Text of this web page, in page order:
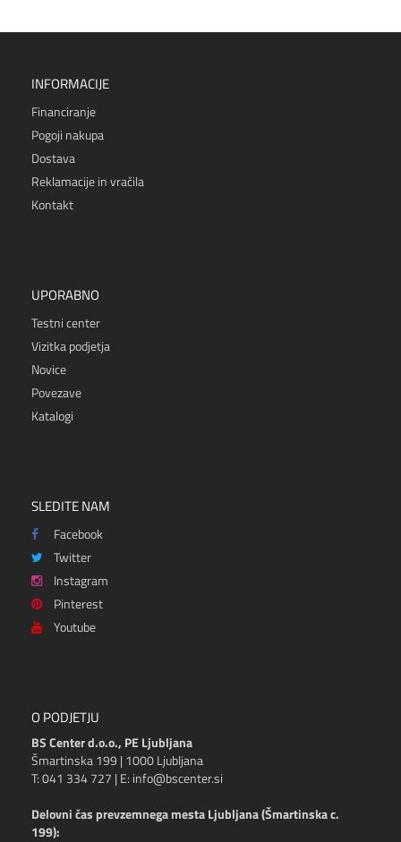
INFORMACIJE
Financiranje
Pogoji nakupa
Dostava
Reklamacije in vračila
Kontakt
UPORABNO
Testni center
Vizitka podjetja
Novice
Povezave
Katalogi
SLEDITE NAM
Facebook
Twitter
Instagram
Pinterest
Youtube
O PODJETJU
BS Center d.o.o., PE Ljubljana
Šmartinska 199 | 1000 Ljubljana
T: 041 334 727 | E: info@bscenter.si
Delovni čas prevzemnega mesta Ljubljana (Šmartinska c.
199):